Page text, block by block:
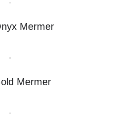
Mermer
Mermer